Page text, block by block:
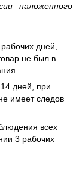
наложенного
дней,
не был в
дней, при
имеет следов
всех
3 рабочих